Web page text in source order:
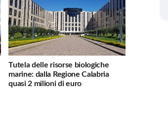
Tutela delle risorse biologiche
marine: dalla Regione Calabria
quasi 2 milioni di euro